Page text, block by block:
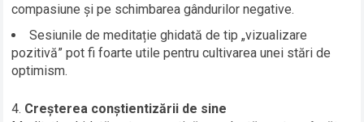
compasiune și pe schimbarea gândurilor negative.
Sesiunile de meditație ghidată de tip „vizualizare
pozitivă” pot fi foarte utile pentru cultivarea unei stări de
optimism.
Creșterea conștientizării de sine